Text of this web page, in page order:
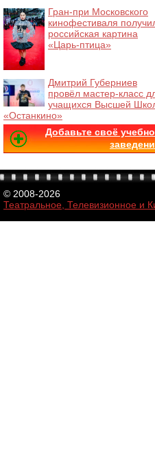
Гран-при Московского
кинофестиваля
российская картина
«Царь-птица»
Дмитрий Губерниев
провёл мастер-класс
учащихся Высшей
«Останкино»
Добавьте своё
© 2008-2026
Театральное, Телевизионное и